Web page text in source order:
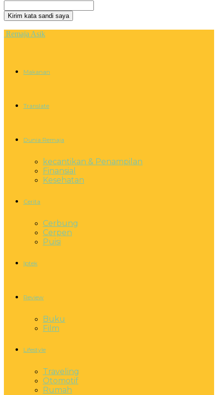
Remaja Asik
Makanan
Translate
Dunia Remaja
kecantikan & Penampilan
Finansial
Kesehatan
Cerita
Cerbung
Cerpen
Puisi
Iptek
Review
Buku
Film
Lifestyle
Traveling
Otomotif
Rumah